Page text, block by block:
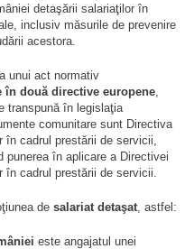
detaşării salariaţilor în
inclusiv măsurile de prevenire
acestora.
unui act normativ
două directive europene
transpună în legislaţia
comunitare sunt Directiva
cadrul prestării de servicii,
punerea în aplicare a Directivei
cadrul prestării de servicii.
de salariat detaşat , astfel:
este angajatul unei